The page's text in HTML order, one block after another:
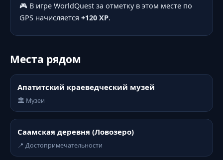
🎮 В игре WorldQuest за отметку в этом месте по
GPS начисляется +120 XP.
Места рядом
Апатитский краеведческий музей
🏛️ Музеи
Саамская деревня (Ловозеро)
📍 Достопримечательности